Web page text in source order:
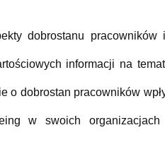
dobrostanu
informacji na
o dobrostan pracowników
w swoich organizacjach